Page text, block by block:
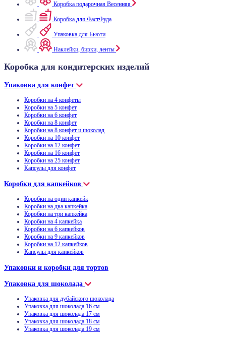
Коробка подарочная Весенняя
Коробка для ФастФуда
Упаковка для Бьюти
Наклейки, бирки, ленты
Коробка для кондитерских изделий
Упаковка для конфет
Коробки на 4 конфеты
Коробки на 5 конфет
Коробки на 6 конфет
Коробки на 8 конфет
Коробки на 8 конфет и шоколад
Коробки на 10 конфет
Коробки на 12 конфет
Коробки на 16 конфет
Коробки на 25 конфет
Капсулы для конфет
Коробки для капкейков
Коробки на один капкейк
Коробки на два капкейка
Коробки на три капкейка
Коробки на 4 капкейка
Коробки на 6 капкейков
Коробки на 9 капкейков
Коробки на 12 капкейков
Капсулы для капкейков
Упаковки и коробки для тортов
Упаковка для шоколада
Упаковка для дубайского шоколада
Упаковка для шоколада 16 см
Упаковка для шоколада 17 см
Упаковка для шоколада 18 см
Упаковка для шоколада 19 см